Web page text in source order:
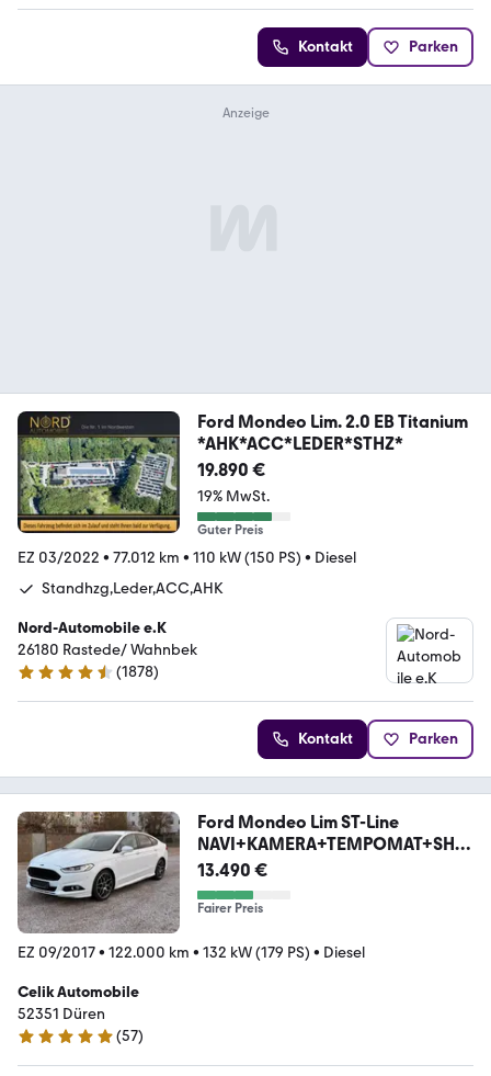
Kontakt Parken
Ford Mondeo Lim. 2.0 EB Titanium
*AHK*ACC*LEDER*STHZ*
19.890 €
19% MwSt.
Guter Preis
EZ 03/2022 • 77.012 km • 110 kW (150 PS) • Diesel
Standhzg,Leder,ACC,AHK
Nord-Automobile e.K
26180 Rastede/ Wahnbek
4.7 Sterne
(1878)
Kontakt Parken
Ford Mondeo Lim ST-Line
NAVI+KAMERA+TEMPOMAT+SHZ
+LM
13.490 €
Fairer Preis
EZ 09/2017• 122.000 km • 132 kW (179 PS) • Diesel
Celik Automobile
52351 Düren
4.9 Sterne
(57)